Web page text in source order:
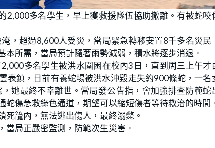
2,000多名學生，早上獲救援隊伍協助撤離。有被蛇咬
，超過8,600人受災，當局緊急轉移安置8千多名災民
所需，當局預計隨著雨勢減弱，積水將逐步消退。
多名學生被洪水圍困在校內3日，直到周三上午才
表鎮，日前有養蛇場被洪水沖毀走失約900條蛇，一名
她最終不幸離世。當局發公告指，會加強排查防範蛇
傷急救綠色通道，期望可以縮短傷者等待救治的時間
籠內，無法逃出傷人，最終溺斃。
局正嚴密監測，防範次生災害。